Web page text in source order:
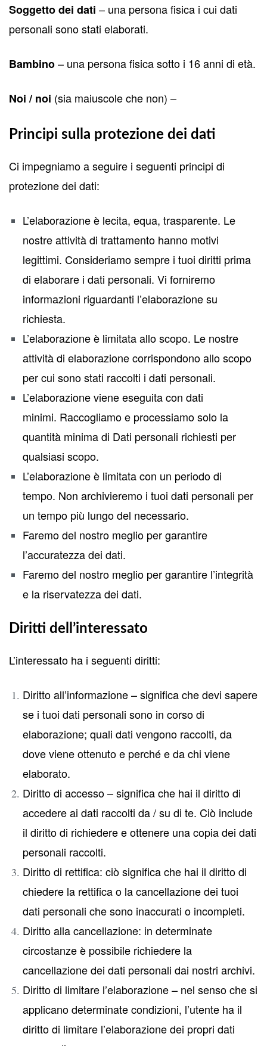
Soggetto dei dati – una persona fisica i cui dati
personali sono stati elaborati.
Bambino– una persona fisica sotto i 16 anni di età.
Noi / noi (sia maiuscole che non) –
Principi sulla protezione dei dati
Ci impegniamo a seguire i seguenti principi di
protezione dei dati:
L’elaborazione è lecita, equa, trasparente. Le
nostre attività di trattamento hanno motivi
legittimi. Consideriamo sempre i tuoi diritti prima
di elaborare i dati personali. Vi forniremo
informazioni riguardanti l’elaborazione su
richiesta.
L’elaborazione è limitata allo scopo. Le nostre
attività di elaborazione corrispondono allo scopo
per cui sono stati raccolti i dati personali.
L’elaborazione viene eseguita con dati
minimi. Raccogliamo e processiamo solo la
quantità minima di Dati personali richiesti per
qualsiasi scopo.
L’elaborazione è limitata con un periodo di
tempo. Non archivieremo i tuoi dati personali per
un tempo più lungo del necessario.
Faremo del nostro meglio per garantire
l’accuratezza dei dati.
Faremo del nostro meglio per garantire l’integrità
e la riservatezza dei dati.
Diritti dell’interessato
L’interessato ha i seguenti diritti:
Diritto all’informazione – significa che devi sapere
se i tuoi dati personali sono in corso di
elaborazione; quali dati vengono raccolti, da
dove viene ottenuto e perché e da chi viene
elaborato.
Diritto di accesso – significa che hai il diritto di
accedere ai dati raccolti da / su di te. Ciò include
il diritto di richiedere e ottenere una copia dei dati
personali raccolti.
Diritto di rettifica: ciò significa che hai il diritto di
chiedere la rettifica o la cancellazione dei tuoi
dati personali che sono inaccurati o incompleti.
Diritto alla cancellazione: in determinate
circostanze è possibile richiedere la
cancellazione dei dati personali dai nostri archivi.
Diritto di limitare l’elaborazione – nel senso che si
applicano determinate condizioni, l’utente ha il
diritto di limitare l’elaborazione dei propri dati